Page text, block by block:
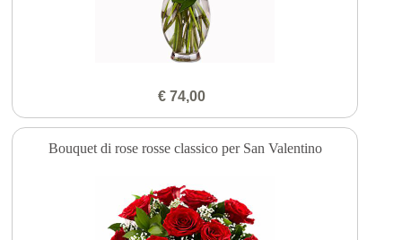
€ 74,00
Bouquet di rose rosse classico per San Valentino